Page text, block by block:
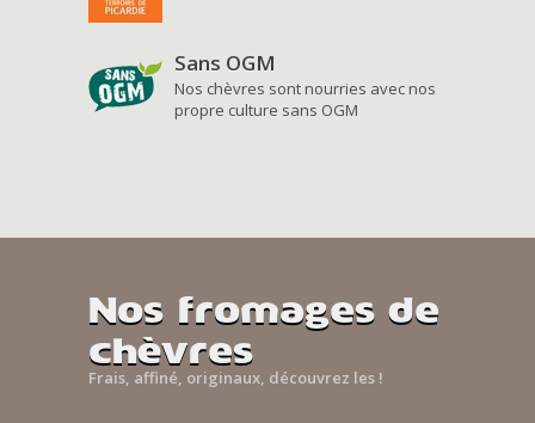
Sans OGM
Nos chèvres sont nourries avec nos
propre culture sans OGM
Nos fromages de
chèvres
Frais, affiné, originaux, découvrez les !